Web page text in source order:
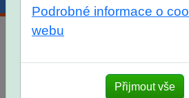
po skutečných přijímacích
Podrobné informace o
webu
Přijmout vše